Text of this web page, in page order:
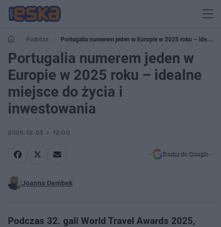
Podróże
Portugalia numerem jeden w Europie w 2025 roku – idealne
miejsce do życia i inwestowania
Portugalia numerem jeden w
Europie w 2025 roku – idealne
miejsce do życia i
inwestowania
2025-12-03 12:00
Dodaj do Google
Joanna Dembek
Podczas 32. gali World Travel Awards 2025,